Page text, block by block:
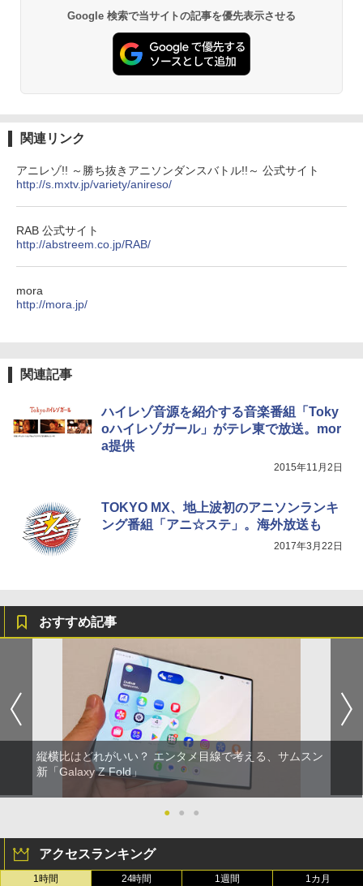
Google 検索で当サイトの記事を優先表示させる
関連リンク
アニレゾ!! ～勝ち抜きアニソンダンスバトル!!～ 公式サイト
http://s.mxtv.jp/variety/anireso/
RAB 公式サイト
http://abstreem.co.jp/RAB/
mora
http://mora.jp/
関連記事
ハイレゾ音源を紹介する音楽番組「Toky
oハイレゾガール」がテレ東で放送。mor
a提供
2015年11月2日
TOKYO MX、地上波初のアニソンランキ
ング番組「アニ☆ステ」。海外放送も
2017年3月22日
おすすめ記事
縦横比はどれがいい？ エンタメ目線で考える、サムスン
新「Galaxy Z Fold」
● ● ●
アクセスランキング
1時間 24時間 1週間 1カ月